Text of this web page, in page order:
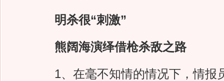
明杀很“刺激”
熊阔海演绎借枪杀敌之路
1、在毫不知情的情况下，情报员